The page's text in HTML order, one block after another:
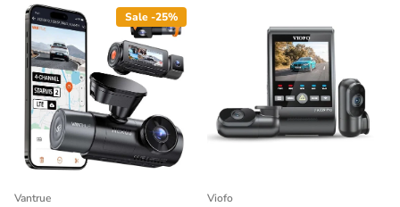
Sale -25%
Vantrue Viofo